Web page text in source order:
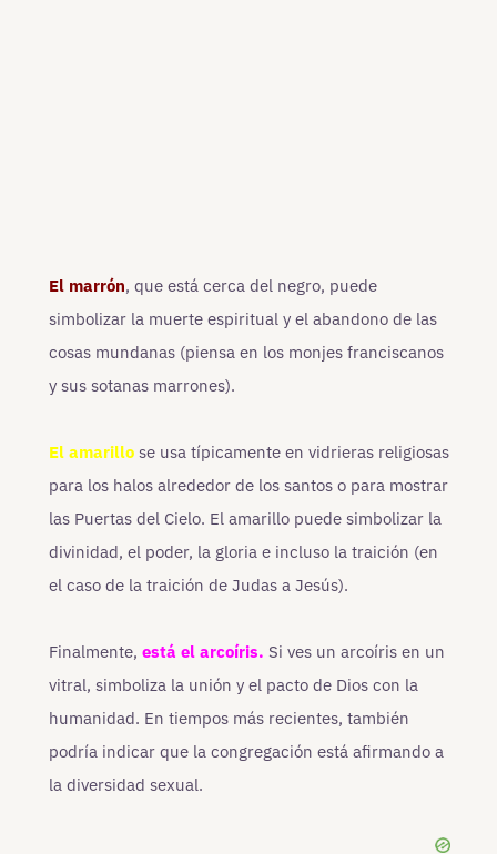
El marrón, que está cerca del negro, puede
simbolizar la muerte espiritual y el abandono de las
cosas mundanas (piensa en los monjes franciscanos
y sus sotanas marrones).
El amarillo se usa típicamente en vidrieras religiosas
para los halos alrededor de los santos o para mostrar
las Puertas del Cielo. El amarillo puede simbolizar la
divinidad, el poder, la gloria e incluso la traición (en
el caso de la traición de Judas a Jesús).
Finalmente, está el arcoíris. Si ves un arcoíris en un
vitral, simboliza la unión y el pacto de Dios con la
humanidad. En tiempos más recientes, también
podría indicar que la congregación está afirmando a
la diversidad sexual.